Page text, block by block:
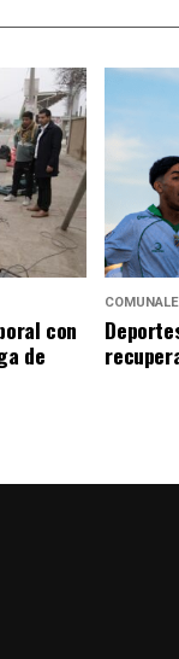
con
de